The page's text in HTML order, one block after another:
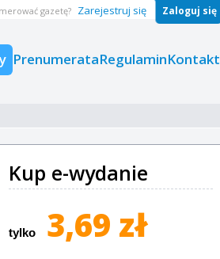
PrenumerataRegulaminKontakt
gazetę? Zarejestruj się Zaloguj się
Kup e-wydanie
tylko 3,69 zł